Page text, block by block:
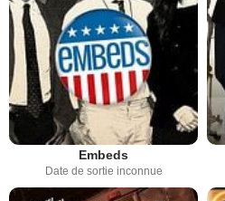
Embeds
Date de sortie inconnue